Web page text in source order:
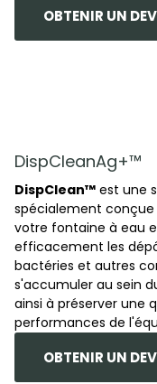
OBTENIR UN
DispCleanAg+™
DispClean™ est une
spécialement conçue
votre fontaine à eau
efficacement les
bactéries et autres
s'accumuler au sein
ainsi à préserver une
performances de
OBTENIR UN